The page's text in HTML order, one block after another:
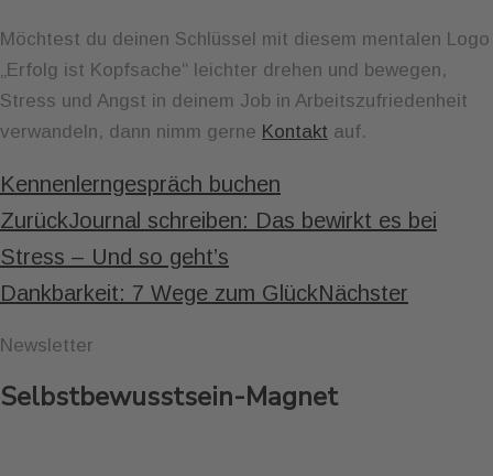
Möchtest du deinen Schlüssel mit diesem mentalen Logo
„Erfolg ist Kopfsache“ leichter drehen und bewegen,
Stress und Angst in deinem Job in Arbeitszufriedenheit
verwandeln, dann nimm gerne Kontakt auf.
Kennenlerngespräch buchen
ZurückJournal schreiben: Das bewirkt es bei
Stress – Und so geht’s
Dankbarkeit: 7 Wege zum GlückNächster
Newsletter
Selbstbewusstsein-Magnet